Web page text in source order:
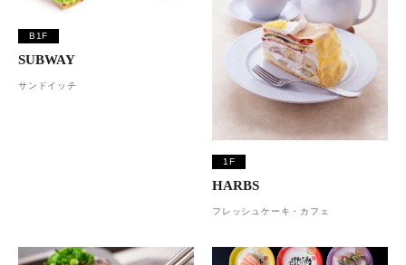
B1F
SUBWAY
サンドイッチ
1F
HARBS
フレッシュケーキ・カフェ